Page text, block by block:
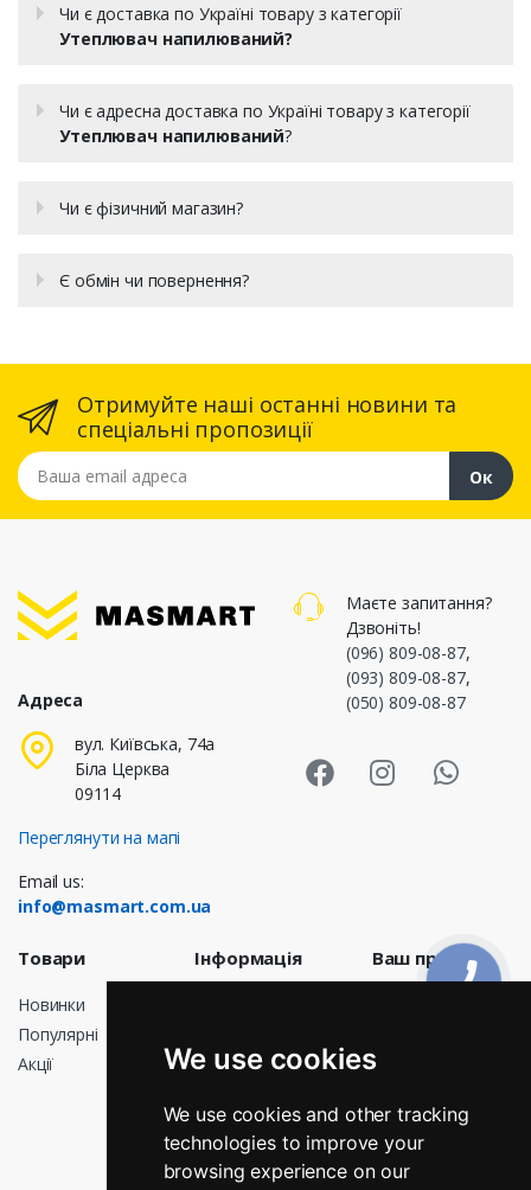
We use cookies
We use cookies and other tracking
technologies to improve your
browsing experience on our
Чи є доставка по Україні товару з категорії
Утеплювач напилюваний?
Чи є адресна доставка по Україні товару з категорії
Утеплювач напилюваний?
Чи є фізичний магазин?
Є обмін чи повернення?
Отримуйте наші останні новини та
спеціальні пропозиції
Ваша email адреса
Ок
Адреса
вул. Київська, 74а
Біла Церква
09114
Переглянути на мапі
Email us:
info@masmart.com.ua
Маєте запитання?
Дзвоніть!
(096) 809-08-87,
(093) 809-08-87,
(050) 809-08-87
Товари
Новинки
Популярні
Акції
Інформація
публічної
Про нас
Оплата
Повернення і
Ваш профіль
Кредитні
Адреси
Мої сповіщення